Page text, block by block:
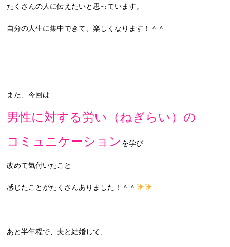
たくさんの人に伝えたいと思っています。
自分の人生に集中できて、楽しくなります！＾＾
また、今回は
男性に対する労い（ねぎらい）の
コミュニケーション を学び
改めて気付いたこと
感じたことがたくさんありました！＾＾
あと半年程で、夫と結婚して、